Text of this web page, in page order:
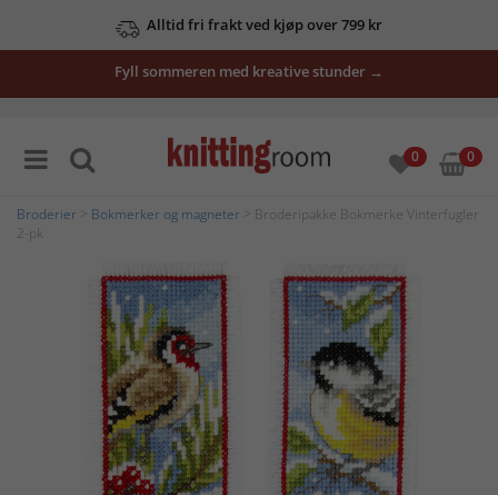
Alltid fri frakt ved kjøp over 799 kr
Fyll sommeren med kreative stunder →
0 0
Broderier Bokmerker og magneter > Broderipakke Bokmerke Vinterfugler
2-pk